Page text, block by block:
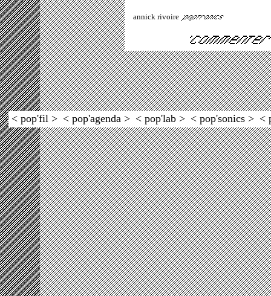
annick rivoire
< pop'fil > < pop'agenda > < pop'lab > < pop'sonics > <